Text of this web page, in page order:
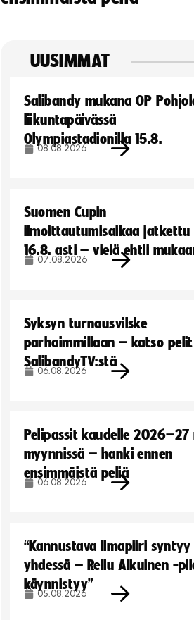
UUSIMMAT
Salibandy mukana OP
liikuntapäivässä
Olympiastadionilla 15.8.
08.08.2026
Suomen Cupin
ilmoittautumisaikaa jatkettu
16.8. asti – vielä ehtii
07.08.2026
Syksyn turnausvilske
parhaimmillaan – katso pelit
SalibandyTV:stä
06.08.2026
Pelipassit kaudelle
myynnissä – hanki ennen
ensimmäistä peliä
06.08.2026
“Kannustava ilmapiiri syntyy
yhdessä – Reilu Aikuinen -
käynnistyy”
05.08.2026